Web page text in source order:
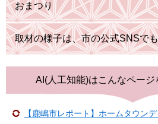
おまつり
取材の様子は、市の公式SNSで
AI(人工知能)はこんなペー
【鹿嶋市レポート】ホームタウン